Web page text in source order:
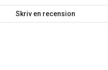
Skriv en recension